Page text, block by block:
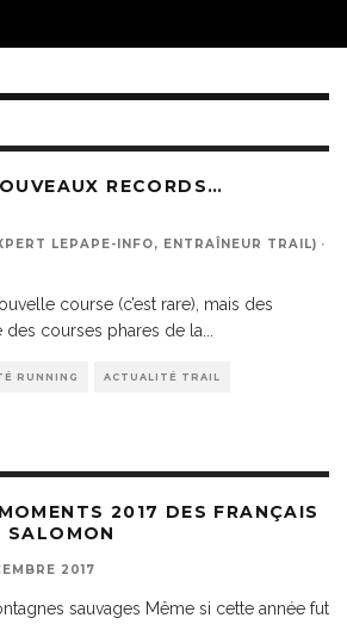
RECORDS…
LEPAPE-INFO, ENTRAÎNEUR TRAIL) ·
course (c’est rare), mais des
des courses phares de la
RUNNING ACTUALITÉ TRAIL
2017 DES FRANÇAIS
SALOMON
2017
sauvages Même si cette année fut